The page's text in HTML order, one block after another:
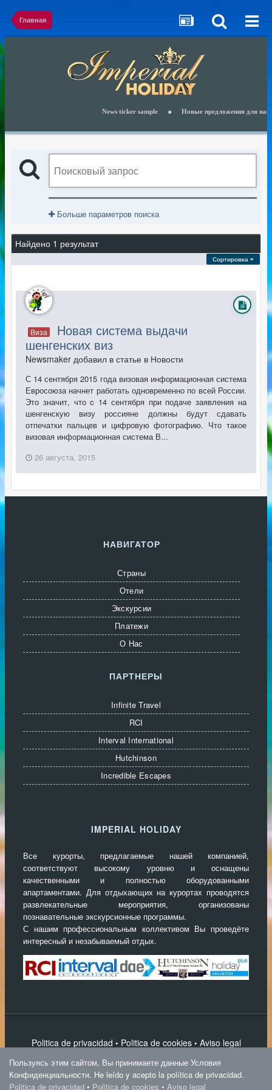
Главная
News ticker sample Новые предложения для
Больше параметров поиска
Найдено 1 результат
Сортировка
Виза
Hовая система выдачи
шенгенских виз
Newsmaker добавил в статье в Новости
С 14 сентября 2015 года визовая информационная система
Евросоюза начнет работать одновременно по всей России.
Это значит, что c 14 сентября при подаче заявления на
шенгенскую визу россияне должны будут сдавать
отпечатки пальцев и цифровую фотографию. Что такое
визовая информационная система В...
26 августа, 2015
НАВИГАТОР
Страны
Отели
Экскурсии
Платежи
О Нас
ПАРТНЕРЫ
Infinite Travel
RCI
Interval International
Hutchinson
Incredible Escapes
IMPERIAL HOLIDAY
Все курорты, предлагаемые нашей компанией,
соответствуют высокому уровню и оснащены
качественными и полностью оборудованными
апартаментами. Для отдыхающих на курортах проводятся
развлекательные мероприятия, организованы
познавательные экскурсионные программы.
С нашим профессиональным коллективом Вы проведёте
интересный и незабываемый отдых.
Politica de privacidad • Politica de cookies• Aviso legal
IPS Magnum Theme
Imperial Holiday
Пользуясь этим сайтом, Вы принимаете данные Условия
Конфиденциальности. He leído y acepto la política de privacidad.
Politica de privacidad • Politica de cookies • Aviso legal